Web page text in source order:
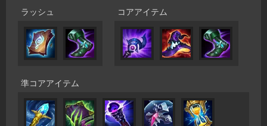
ラッシュ コアアイテム
準コアアイテム